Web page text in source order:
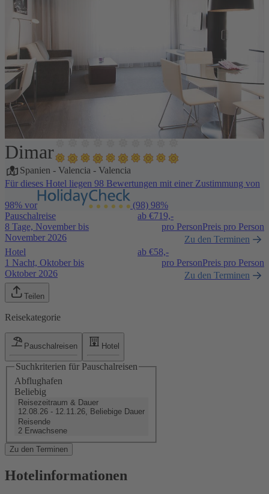
Dimar
Spanien - Valencia - Valencia
Für dieses Hotel liegen 98 Bewertungen mit einer Zustimmung von
98% vor (98) 98%
Pauschalreise
8 Tage, November bis
November 2026
ab €719,-
pro PersonPreis pro Person
Zu den Terminen
Hotel
1 Nacht, Oktober bis
Oktober 2026
ab €58,-
pro PersonPreis pro Person
Zu den Terminen
Teilen
Reisekategorie
Pauschalreisen Hotel
Suchkriterien für Pauschalreisen
Abflughafen
Beliebig
Reisezeitraum & Dauer
12.08.26 - 12.11.26, Beliebige Dauer
Reisende
2 Erwachsene
Zu den Terminen
Hotelinformationen